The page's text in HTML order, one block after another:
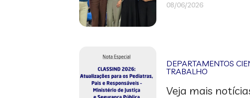
08/06/2026
DEPARTAMENTOS
TRABALHO
Veja mais